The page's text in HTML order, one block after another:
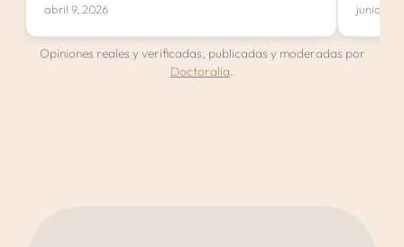
abril 9, 2026
caso.
junio 16,
Opiniones reales y verificadas, publicadas y moderadas por
Doctoralia.